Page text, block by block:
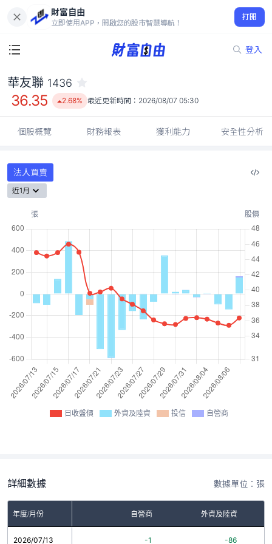
財富自由
立即使用APP，開啟您的股市智慧導航！
打開
登入
36.35
2.68%
華友聯 1436
36.35 2.68% 最近更新時間： 2026/08/07 05:30
個股概覽 財務報表 獲利能力 安全性分析
法人買賣
近1月
日收盤價 外資及陸資 投信 自營商
詳細數據 數據單位：張
年度/月份 自營商 外資及陸資
2026/07/13 -1 -86